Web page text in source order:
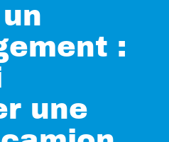
:
une